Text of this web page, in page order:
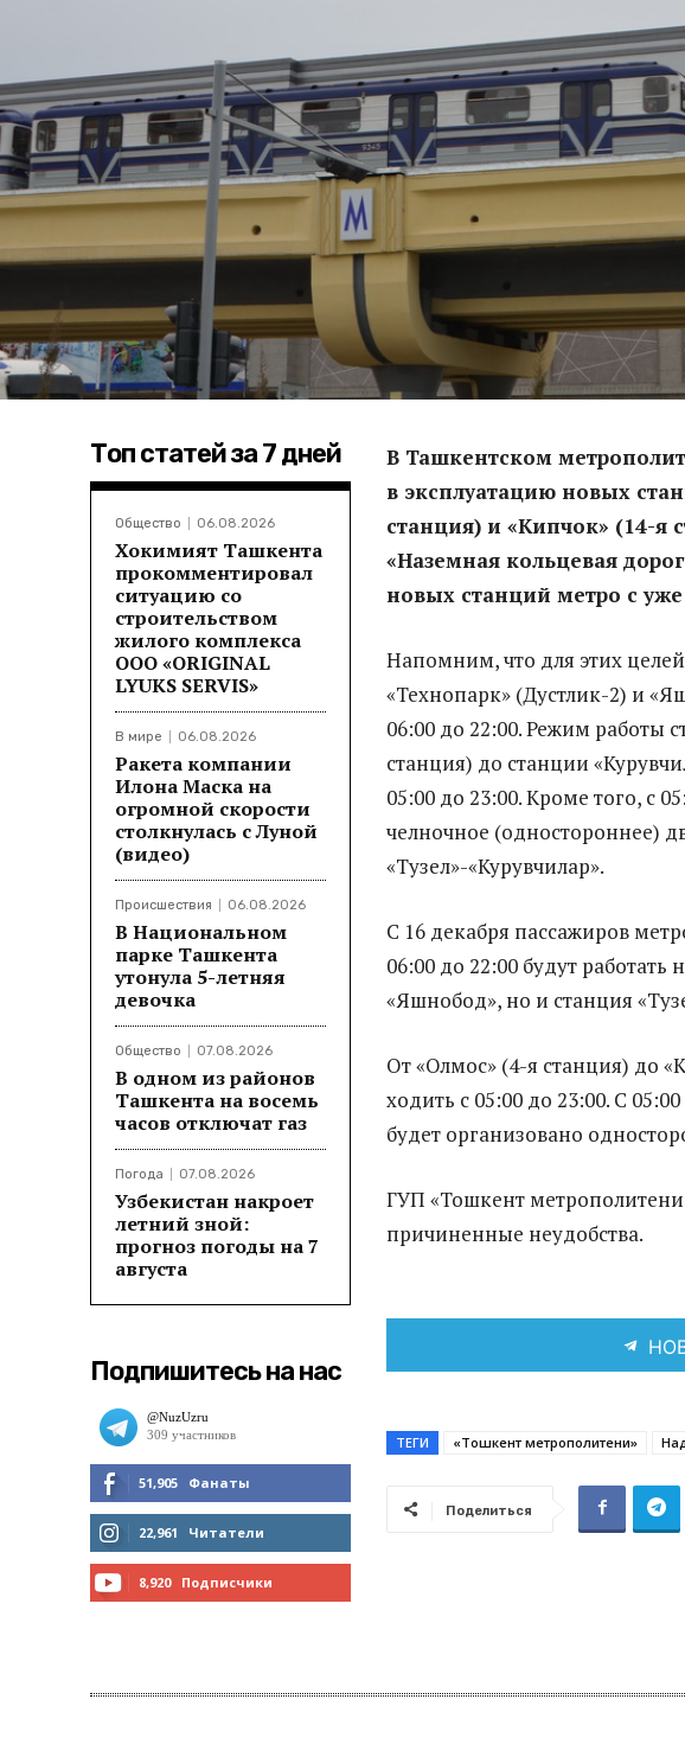
Топ статей за 7 дней
Общество 06.08.2026
Хокимият Ташкента
прокомментировал
ситуацию со
строительством
жилого комплекса
ООО «ORIGINAL
LYUKS SERVIS»
В мире 06.08.2026
Ракета компании
Илона Маска на
огромной скорости
столкнулась с Луной
(видео)
Происшествия 06.08.2026
В Национальном
парке Ташкента
утонула 5-летняя
девочка
Общество 07.08.2026
В одном из районов
Ташкента на восемь
часов отключат газ
Погода 07.08.2026
Узбекистан накроет
летний зной:
прогноз погоды на 7
августа
Подпишитесь на нас
51,905 Фанаты
МНЕ НРАВИТСЯ
22,961 Читатели
8,920 Подписчики
В Ташкентском
в эксплуатацию новых
станция) и «Кипчок» (14-я
«Наземная кольцевая
новых станций метро с
Напомним, что для этих
«Технопарк» (Дустлик-2) и
06:00 до 22:00. Режим работы
станция) до станции
05:00 до 23:00. Кроме того, с
челночное (одностороннее)
«Тузел»-«Курувчилар».
С 16 декабря пассажиров
06:00 до 22:00 будут
«Яшнобод», но и станция
От «Олмос» (4-я станция) до
ходить с 05:00 до 23:00. С
будет организовано
ГУП «Тошкент
причиненные неудобства.
ТЕГИ «Тошкент метрополитени»
Поделиться